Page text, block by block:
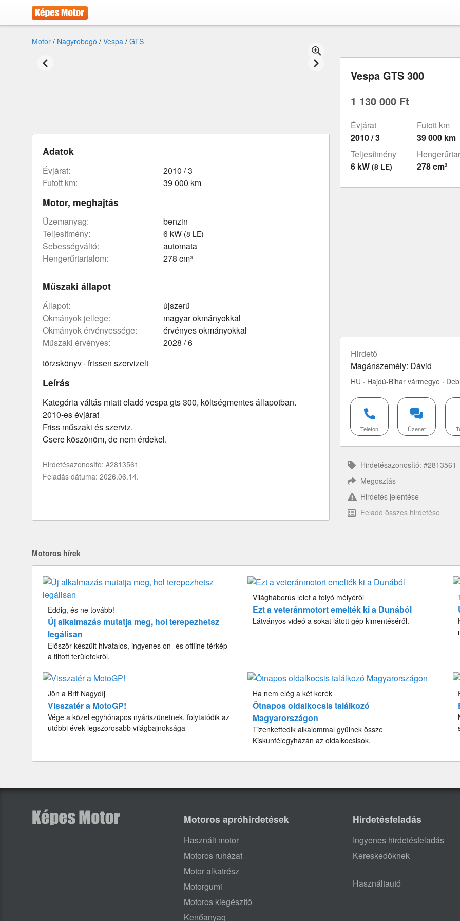
Motor / Nagyrobogó / Vespa / GTS
Vespa GTS 300
1 130 000 Ft
Évjárat
2010 / 3
Futott km
39 000 km
Teljesítmény
6 kW (8 LE)
278 cm³
Hirdető
Magánszemély: Dávid
HU · Hajdú-Bihar vármegye ·
Telefon Üzenet
Hirdetésazonosító: #2813561
Megosztás
Hirdetés jelentése
Feladó összes hirdetése
Adatok
évjárat:
2010 / 3
futott km:
39 000 km
Motor, meghajtás
üzemanyag:
benzin
teljesítmény:
6 kW (8 LE)
sebességváltó:
automata
hengerűrtartalom:
278 cm³
Műszaki állapot
állapot:
újszerű
okmányok jellege:
magyar okmányokkal
okmányok érvényessége:
érvényes okmányokkal
műszaki érvényes:
2028 / 6
törzskönyv · frissen szervizelt
Leírás
Kategória váltás miatt eladó vespa gts 300, költségmentes állapotban.
2010-es évjárat
Friss műszaki és szerviz.
Csere köszönöm, de nem érdekel.
Hirdetésazonosító: #2813561
Feladás dátuma: 2026.06.14.
Motoros hírek
Eddig, és ne tovább!
Új alkalmazás mutatja meg, hol terepezhetsz
legálisan
Először készült hivatalos, ingyenes on- és offline térkép
a tiltott területekről.
Világháborús lelet a folyó mélyéről
Ezt a veteránmotort emelték ki a Dunából
Látványos videó a sokat látott gép kimentéséről.
Jön a Brit Nagydíj
Visszatér a MotoGP!
Vége a közel egyhónapos nyáriszünetnek, folytatódik az
utóbbi évek legszorosabb világbajnoksága
Ha nem elég a két kerék
Ötnapos oldalkocsis találkozó
Magyarországon
Tizenkettedik alkalommal gyűlnek össze
Kiskunfélegyházán az oldalkocsisok.
Motoros apróhirdetések
Használt motor
Motoros ruházat
Motor alkatrész
Motorgumi
Motoros kiegészítő
Kenőanyag
Hirdetésfeladás
Ingyenes hirdetésfeladás
Kereskedőknek
Használtautó